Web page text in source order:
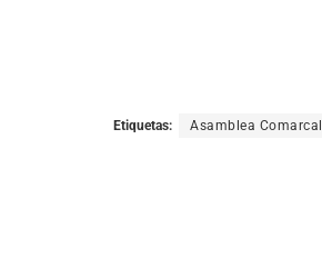
Etiquetas: Asamblea Comarcal